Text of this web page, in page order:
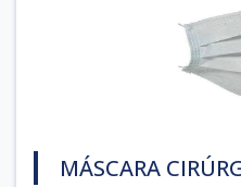
MÁSCARA